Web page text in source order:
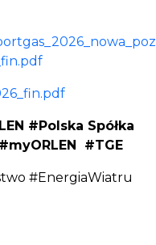
#Polska Spółka
#TGE
#EnergiaWiatru